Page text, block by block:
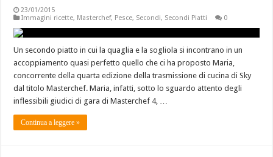
23/01/2015
Immagini ricette, Masterchef, Pesce, Secondi, Secondi Piatti 0
Un secondo piatto in cui la quaglia e la sogliola si incontrano in un
accoppiamento quasi perfetto quello che ci ha proposto Maria,
concorrente della quarta edizione della trasmissione di cucina di Sky
dal titolo Masterchef. Maria, infatti, sotto lo sguardo attento degli
inflessibili giudici di gara di Masterchef 4, …
Continua a leggere »